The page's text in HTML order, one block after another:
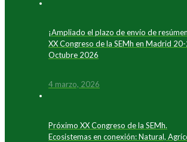
¡Ampliado el plazo de envío de
XX Congreso de la SEMh en Madrid
Octubre 2026
4 marzo, 2026
Próximo XX Congreso de la SEMh.
Ecosistemas en conexión: Natural,